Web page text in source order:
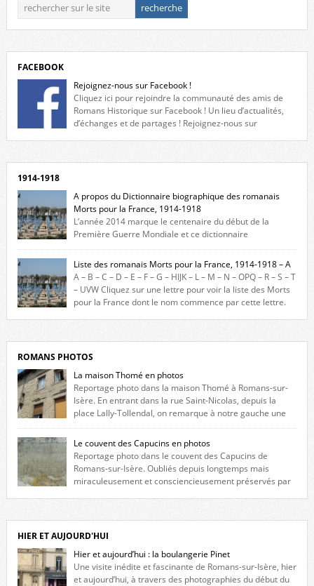
FACEBOOK
Rejoignez-nous sur Facebook !
Cliquez ici pour rejoindre la communauté des amis de
Romans Historique sur Facebook ! Un lieu d’actualités,
d’échanges et de partages ! Rejoignez-nous sur
1914-1918
A propos du Dictionnaire biographique des romanais
Morts pour la France, 1914-1918
L’année 2014 marque le centenaire du début de la
Première Guerre Mondiale et ce dictionnaire
biographique veut rendre hommage aux romanais Morts pour la
France durant ce conflit. La base de cette recherche historique est
constituée des noms gravés sur les plaques commémoratives de
l’Hôtel de Ville, du lycée du Dauphiné et du lycée Triboulet, […]
Liste des romanais Morts pour la France, 1914-1918 – A
A – B – C – D – E – F – G – HIJK – L – M – N – OPQ – R – S – T
– UVW Cliquez sur une lettre pour voir la liste des Morts
pour la France dont le nom commence par cette lettre.
ROMANS PHOTOS
La maison Thomé en photos
Reportage photo dans la maison Thomé à Romans-sur-
Isère. En entrant dans la rue Saint-Nicolas, depuis la
place Lally-Tollendal, on remarque à notre gauche une
maison construite au XVIè siècle. Les deux façades sont ornées de
fenêtres jumelles à meneaux. Entre ces deux étages, on peut voir une
niche qui contient une statue de la Vierge. […]
Le couvent des Capucins en photos
Reportage photo dans le couvent des Capucins de
Romans-sur-Isère. Oubliés depuis longtemps mais
miraculeusement et consciencieusement préservés par
l’histoire de la redécouverte de vestiges du couvent des Capucins ! Petit
retour sur l’histoire […]
HIER ET AUJOURD'HUI
Hier et aujourd’hui : la boulangerie Pinet
Une visite inédite et fascinante de Romans-sur-Isère, hier
et aujourd’hui, à travers des photographies du début du